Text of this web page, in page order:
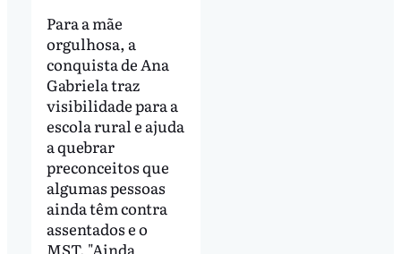
Para a mãe
orgulhosa, a
conquista de Ana
Gabriela traz
visibilidade para a
escola rural e ajuda
a quebrar
preconceitos que
algumas pessoas
ainda têm contra
assentados e o
MST. "Ainda